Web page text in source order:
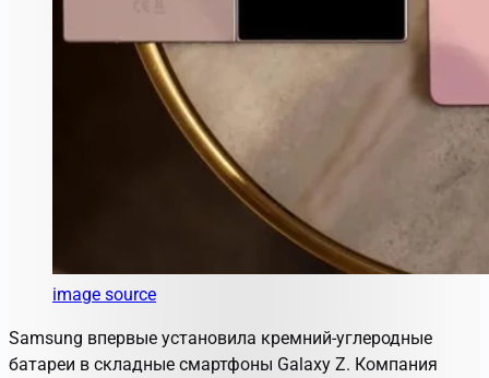
image source
Samsung впервые установила кремний-углеродные
батареи в складные смартфоны Galaxy Z. Компания